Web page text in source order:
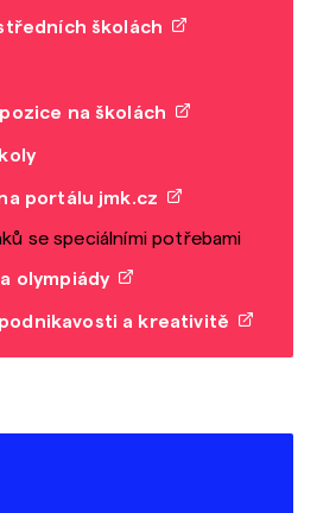
školách
na školách
portálu jmk.cz
se speciálními potřebami
olympiády
a kreativitě